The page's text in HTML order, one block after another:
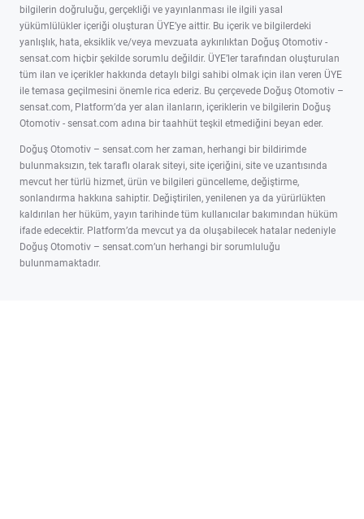
bilgilerin doğruluğu, gerçekliği ve yayınlanması ile ilgili yasal
yükümlülükler içeriği oluşturan ÜYE’ye aittir. Bu içerik ve bilgilerdeki
yanlışlık, hata, eksiklik ve/veya mevzuata aykırılıktan Doğuş Otomotiv -
sensat.com hiçbir şekilde sorumlu değildir. ÜYE’ler tarafından oluşturulan
tüm ilan ve içerikler hakkında detaylı bilgi sahibi olmak için ilan veren ÜYE
ile temasa geçilmesini önemle rica ederiz. Bu çerçevede Doğuş Otomotiv –
sensat.com, Platform’da yer alan ilanların, içeriklerin ve bilgilerin Doğuş
Otomotiv - sensat.com adına bir taahhüt teşkil etmediğini beyan eder.
Doğuş Otomotiv – sensat.com her zaman, herhangi bir bildirimde
bulunmaksızın, tek taraflı olarak siteyi, site içeriğini, site ve uzantısında
mevcut her türlü hizmet, ürün ve bilgileri güncelleme, değiştirme,
sonlandırma hakkına sahiptir. Değiştirilen, yenilenen ya da yürürlükten
kaldırılan her hüküm, yayın tarihinde tüm kullanıcılar bakımından hüküm
ifade edecektir. Platform’da mevcut ya da oluşabilecek hatalar nedeniyle
Doğuş Otomotiv – sensat.com’un herhangi bir sorumluluğu
bulunmamaktadır.